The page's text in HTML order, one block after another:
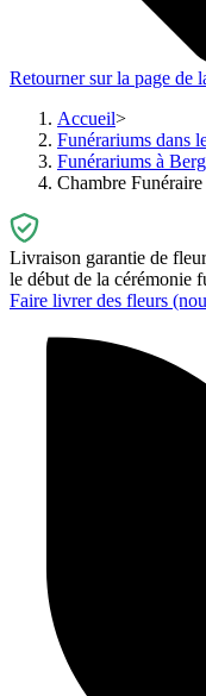
Retourner sur la page de
Accueil
Funérariums dans
Funérariums à
Chambre
Livraison garantie de
le début de la cérémonie
Faire livrer des fleurs